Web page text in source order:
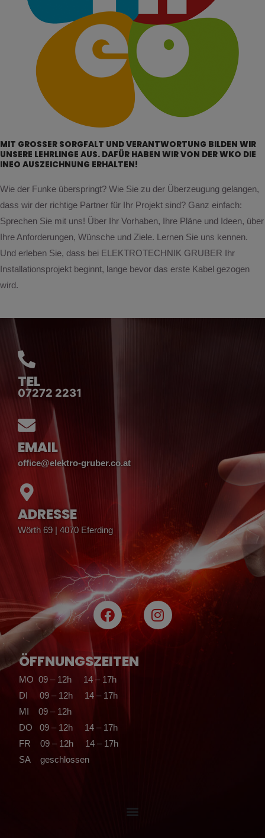
MIT GROSSER SORGFALT UND VERANTWORTUNG BILDEN WIR
UNSERE LEHRLINGE AUS. DAFÜR HABEN WIR VON DER WKO DIE
INEO AUSZEICHNUNG ERHALTEN!
Wie der Funke überspringt? Wie Sie zu der Überzeugung gelangen,
dass wir der richtige Partner für Ihr Projekt sind? Ganz einfach:
Sprechen Sie mit uns! Über Ihr Vorhaben, Ihre Pläne und Ideen, über
Ihre Anforderungen, Wünsche und Ziele. Lernen Sie uns kennen.
Und erleben Sie, dass bei ELEKTROTECHNIK GRUBER Ihr
Installationsprojekt beginnt, lange bevor das erste Kabel gezogen
wird.
TEL
07272 2231
EMAIL
office@elektro-gruber.co.at
ADRESSE
Wörth 69 | 4070 Eferding
F
a
c
b
o
o
I
n
s
ÖFFNUNGSZEITEN
MO 09 – 12h 14 – 17h
DI 09 – 12h 14 – 17h
MI 09 – 12h
DO 09 – 12h 14 – 17h
FR 09 – 12h 14 – 17h
SA geschlossen